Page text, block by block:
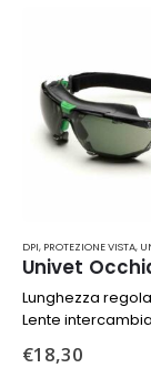
DPI, PROTEZIONE VISTA,
Lunghezza
Lente
€18,30